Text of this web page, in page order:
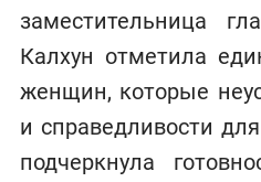
заместительница
Калхун отметила
женщин, которые
и справедливости
подчеркнула